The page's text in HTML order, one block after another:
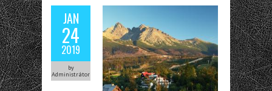
JAN
24
2019
by
Administrátor